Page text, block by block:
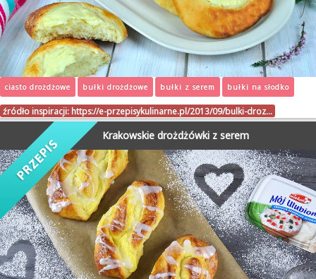
ciasto drożdżowe bułki drożdżowe bułki z serem bułki na słodko
źródło inspiracji: https://e-przepisykulinarne.pl/2013/09/bulki-droz…
Krakowskie drożdżówki z serem